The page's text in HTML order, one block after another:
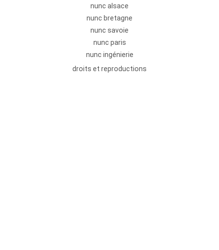
nunc alsace
nunc bretagne
nunc savoie
nunc paris
nunc ingénierie
droits et reproductions